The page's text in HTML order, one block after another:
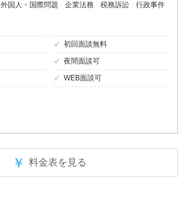
外国人・国際問題 企業法務 税務訴訟 行政事件
初回面談無料
夜間面談可
WEB面談可
￥ 料金表を見る